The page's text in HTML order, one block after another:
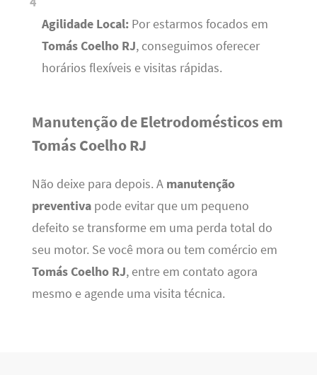
Agilidade Local:Por estarmos focados em
Tomás Coelho RJ, conseguimos oferecer
horários flexíveis e visitas rápidas.
Manutenção de Eletrodomésticos em
Tomás Coelho RJ
Não deixe para depois. A manutenção
preventivapode evitar que um pequeno
defeito se transforme em uma perda total do
seu motor. Se você mora ou tem comércio em
Tomás Coelho RJ, entre em contato agora
mesmo e agende uma visita técnica.